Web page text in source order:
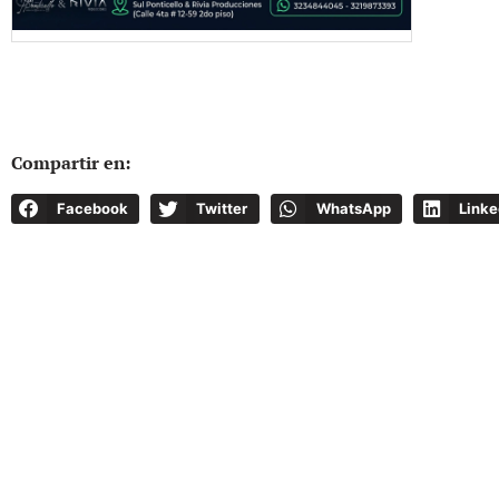
Compartir en:
Facebook Twitter WhatsApp